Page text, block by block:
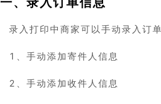
录入打印中商家可以手动录入订
1、手动添加寄件人信息
2、手动添加收件人信息